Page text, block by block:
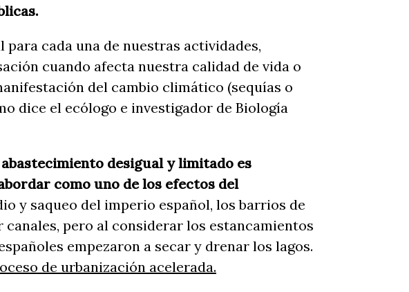
para cada una de nuestras actividades,
cuando afecta nuestra calidad de vida o
del cambio climático (sequías o
dice el ecólogo e investigador de Biología
desigual y limitado es
como uno de los efectos del
y saqueo del imperio español, los barrios de
pero al considerar los estancamientos
empezaron a secar y drenar los lagos.
de urbanización acelerada.